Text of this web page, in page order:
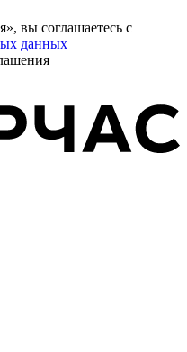
вы соглашаетесь с
данных